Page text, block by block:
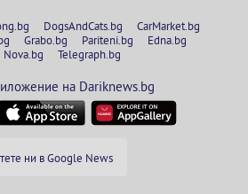
DogsAndCats.bg
CarMarket.bg
Grabo.bg Pariteni.bg
Edna.bg
Nova.bg Telegraph.bg
на Dariknews.bg
ни в Google News